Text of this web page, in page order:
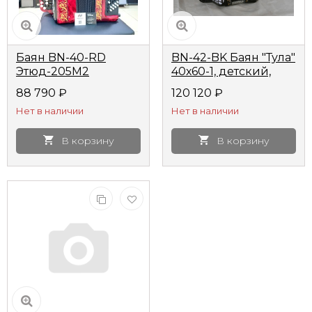
Баян BN-40-RD
Этюд-205М2
двухголосный
55x100-ll Тульская
гармонь
88 790 ₽
Нет в наличии
В корзину
BN-42-BK Баян "Тула"
40х60-1, детский,
Гармонь
120 120 ₽
Нет в наличии
В корзину